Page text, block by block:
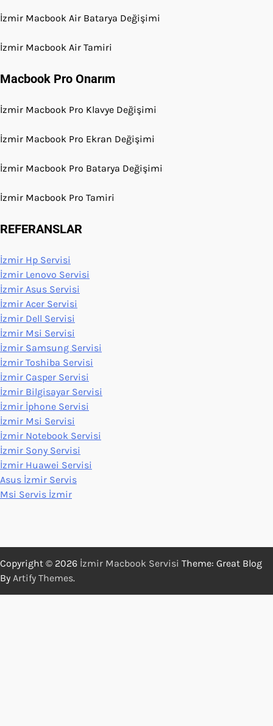
İzmir Macbook Air Batarya Değişimi
İzmir Macbook Air Tamiri
Macbook Pro Onarım
İzmir Macbook Pro Klavye Değişimi
İzmir Macbook Pro Ekran Değişimi
İzmir Macbook Pro Batarya Değişimi
İzmir Macbook Pro Tamiri
REFERANSLAR
İzmir Hp Servisi
İzmir Lenovo Servisi
İzmir Asus Servisi
İzmir Acer Servisi
İzmir Dell Servisi
İzmir Msi Servisi
İzmir Samsung Servisi
İzmir Toshiba Servisi
İzmir Casper Servisi
İzmir Bilgisayar Servisi
İzmir İphone Servisi
İzmir Msi Servisi
İzmir Notebook Servisi
İzmir Sony Servisi
İzmir Huawei Servisi
Asus İzmir Servis
Msi Servis İzmir
Copyright © 2026 İzmir Macbook Servisi Theme: Great Blog
By Artify Themes.